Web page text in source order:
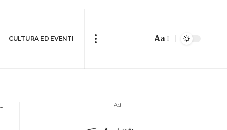
CULTURA ED EVENTI Aa
- Ad -